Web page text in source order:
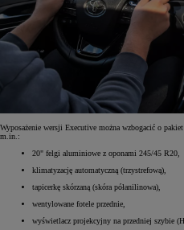
Wyposażenie wersji Executive można wzbogacić o
m.in.:
20" felgi aluminiowe z oponami 245/45 R20,
klimatyzację automatyczną (trzystrefową),
tapicerkę skórzaną (skóra półanilinowa),
wentylowane fotele przednie,
wyświetlacz projekcyjny na przedniej szybie